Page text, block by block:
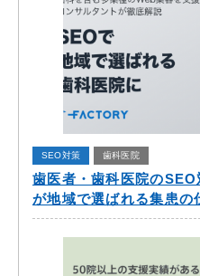
SEO対策 歯科医院
歯医者・歯科医院の
が地域で選ばれる集患の